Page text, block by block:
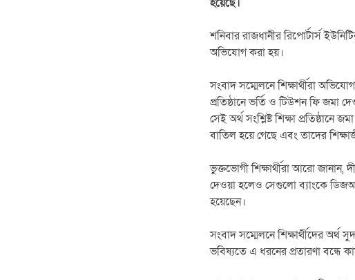
শনিবার রাজধানীর রিপোর্টার্স
অভিযোগ করা হয়।
সংবাদ সম্মেলনে শিক্ষার্থীরা
প্রতিষ্ঠানে ভর্তি ও টিউশন ফি জমা
সেই অর্থ সংশ্লিষ্ট শিক্ষা
বাতিল হয়ে গেছে এবং তাদের
ভুক্তভোগী শিক্ষার্থীরা আরো জানান,
দেওয়া হলেও সেগুলো ব্যাংকে
হয়েছেন।
সংবাদ সম্মেলনে শিক্ষার্থীদের
ভবিষ্যতে এ ধরনের প্রতারণা বন্ধে